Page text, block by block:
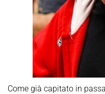
Come già capitato in